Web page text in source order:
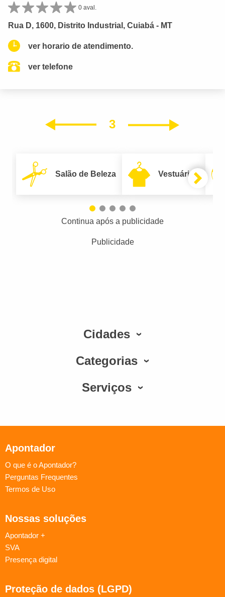
0 aval.
Rua D, 1600, Distrito Industrial, Cuiabá - MT
ver horario de atendimento.
ver telefone
3
Salão de Beleza Vestuário
Continua após a publicidade
Publicidade
Cidades
Categorias
Serviços
Apontador
O que é o Apontador?
Perguntas Frequentes
Termos de Uso
Nossas soluções
Apontador +
SVA
Presença digital
Proteção de dados (LGPD)